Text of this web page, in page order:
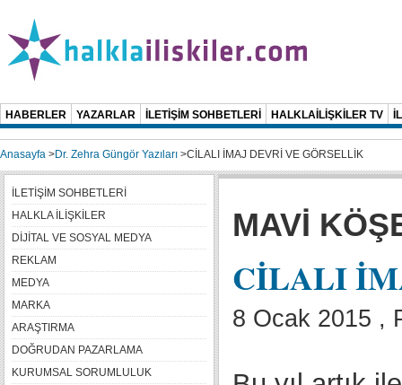
HABERLER YAZARLAR İLETİŞİM SOHBETLERİ HALKLAİLİŞKİLER TV
Anasayfa >Dr. Zehra Güngör Yazıları >CİLALI İMAJ DEVRİ VE GÖRSELLİK
MAVİ
CİLALI
8 Ocak 2015 ,
İLETİŞİM SOHBETLERİ
HALKLA İLİŞKİLER
DİJİTAL VE SOSYAL MEDYA
REKLAM
MEDYA
MARKA
ARAŞTIRMA
DOĞRUDAN PAZARLAMA
KURUMSAL SORUMLULUK